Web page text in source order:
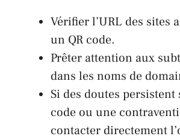
Vérifier l’URL des sites
un QR code.
Prêter attention aux
dans les noms de
Si des doutes persistent
code ou une
contacter directement